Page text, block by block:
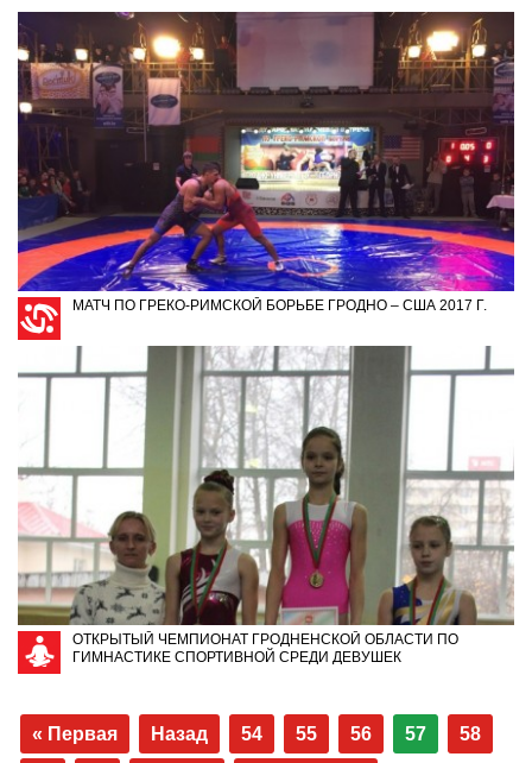
МАТЧ ПО ГРЕКО-РИМСКОЙ БОРЬБЕ ГРОДНО – США 2017 Г.
ОТКРЫТЫЙ ЧЕМПИОНАТ ГРОДНЕНСКОЙ ОБЛАСТИ ПО
ГИМНАСТИКЕ СПОРТИВНОЙ СРЕДИ ДЕВУШЕК
« Первая Назад 54 55 56 57 58